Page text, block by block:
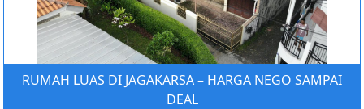
RUMAH LUAS DI JAGAKARSA – HARGA NEGO SAMPAI
DEAL